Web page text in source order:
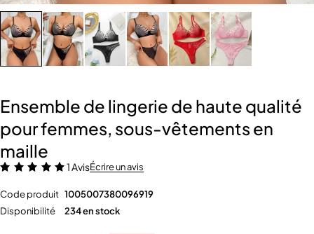
Ensemble de lingerie de haute qualité
pour femmes, sous-vêtements en
maille
1 AvisÉcrire un avis
Code produit 1005007380096919
Disponibilité
234 en stock